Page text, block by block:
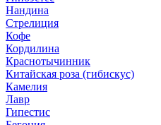
Нандина
Стрелиция
Кофе
Кордилина
Краснотычинник
Китайская роза (гибискус)
Камелия
Лавр
Гипестис